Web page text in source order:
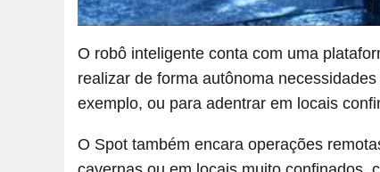
O robô inteligente conta com uma
realizar de forma autônoma
exemplo, ou para adentrar em locais
O Spot também encara operações